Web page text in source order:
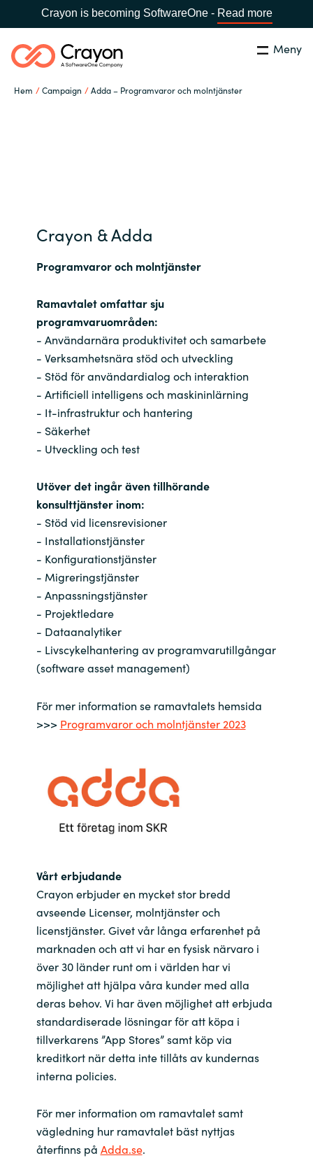
Crayon is becoming SoftwareOne - Read more
Meny
Hem Campaign Adda – Programvaror och molntjänster
Australia
Austria
Bulgaria
Czechia
Denmark
France
Germany
Hungary
India
Kingdom of Saudi Arabia
Latvia
Lithuania
Middle East
Netherlands
Norway
Oman
Philippines
Portugal
Qatar
Sök Stäng
Om Crayon
Kontakta oss
Karriär
Channel Partner
Ocre Workshops
Crayon & Adda
Programvaror och molntjänster
Ramavtalet omfattar sju
programvaruområden:
- Användarnära produktivitet och samarbete
- Verksamhetsnära stöd och utveckling
- Stöd för användardialog och interaktion
- Artificiell intelligens och maskininlärning
- It-infrastruktur och hantering
- Säkerhet
- Utveckling och test
Utöver det ingår även tillhörande
konsulttjänster inom:
- Stöd vid licensrevisioner
- Installationstjänster
- Konfigurationstjänster
- Migreringstjänster
- Anpassningstjänster
- Projektledare
- Dataanalytiker
- Livscykelhantering av programvarutillgångar
(software asset management)
För mer information se ramavtalets hemsida
>>> Programvaror och molntjänster 2023
Vårt erbjudande
Crayon erbjuder en mycket stor bredd
avseende Licenser, molntjänster och
licenstjänster. Givet vår långa erfarenhet på
marknaden och att vi har en fysisk närvaro i
över 30 länder runt om i världen har vi
möjlighet att hjälpa våra kunder med alla
deras behov. Vi har även möjlighet att erbjuda
standardiserade lösningar för att köpa i
tillverkarens ”App Stores” samt köp via
kreditkort när detta inte tillåts av kundernas
interna policies.
För mer information om ramavtalet samt
vägledning hur ramavtalet bäst nyttjas
återfinns på Adda.se.